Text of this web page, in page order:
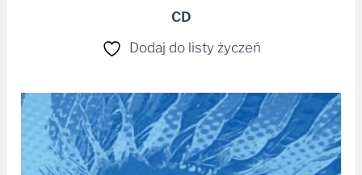
Dodaj do listy życzeń
cen:
od
34,90 zł
do
49,99 zł